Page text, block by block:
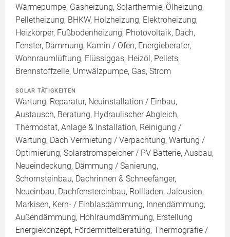
Wärmepumpe, Gasheizung, Solarthermie, Ölheizung,
Pelletheizung, BHKW, Holzheizung, Elektroheizung,
Heizkörper, Fußbodenheizung, Photovoltaik, Dach,
Fenster, Dämmung, Kamin / Ofen, Energieberater,
Wohnraumlüftung, Flüssiggas, Heizöl, Pellets,
Brennstoffzelle, Umwälzpumpe, Gas, Strom
SOLAR TÄTIGKEITEN
Wartung, Reparatur, Neuinstallation / Einbau,
Austausch, Beratung, Hydraulischer Abgleich,
Thermostat, Anlage & Installation, Reinigung /
Wartung, Dach Vermietung / Verpachtung, Wartung /
Optimierung, Solarstromspeicher / PV Batterie, Ausbau,
Neueindeckung, Dämmung / Sanierung,
Schornsteinbau, Dachrinnen & Schneefänger,
Neueinbau, Dachfenstereinbau, Rollläden, Jalousien,
Markisen, Kern- / Einblasdämmung, Innendämmung,
Außendämmung, Hohlraumdämmung, Erstellung
Energiekonzept, Fördermittelberatung, Thermografie /